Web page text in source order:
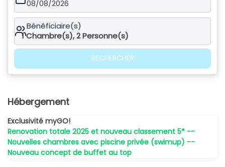
08/08/2026
Bénéficiaire(s)
1Chambre(s),2Personne(s)
RECHERCHER
Hébergement
Exclusivité myGO!
Renovation totale 2025 et nouveau classement 5* --
Nouvelles chambres avec piscine privée (swimup) --
Nouveau concept de buffet au top